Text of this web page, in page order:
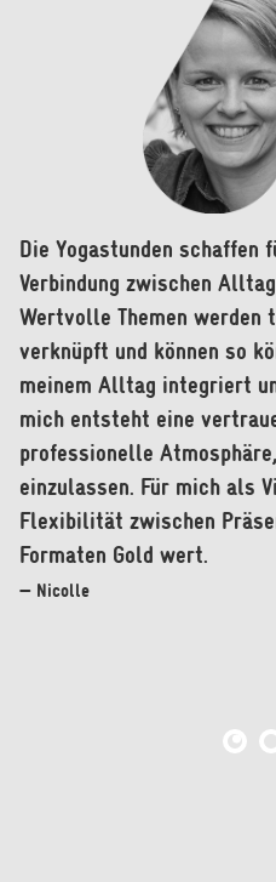
Die Yogastunden schaffen
Verbindung zwischen
Wertvolle Themen
verknüpft und können so
meinem Alltag integriert
mich entsteht eine
professionelle
einzulassen. Für mich als
Flexibilität zwischen
Formaten Gold wert.
— Nicolle
Unglaublich - seit 2012
Körperklang Yoga. Über
bodenständige und
bisweilen fordernde Praxis
und geerdet. Die gute
Studios hilft zudem auch in
anderen Versuchungen
— Steffen
Im Unterricht ist alles
Entspannung und
Hier wird man nicht nach
Biegsamkeit oder anhand
finde ich, dass man
nachholen kann.
— Franzi